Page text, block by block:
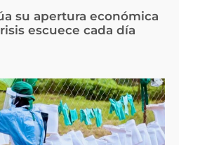
su apertura económica
escuece cada día